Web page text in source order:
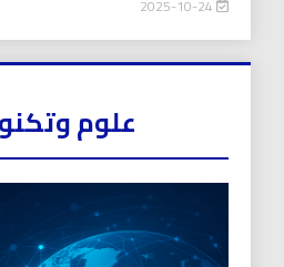
2025-10-24
علوم